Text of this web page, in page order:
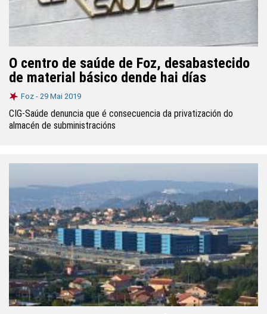
O centro de saúde de Foz, desabastecido
de material básico dende hai días
Foz - 29 Mai 2019
CIG-Saúde denuncia que é consecuencia da privatización do
almacén de subministracións